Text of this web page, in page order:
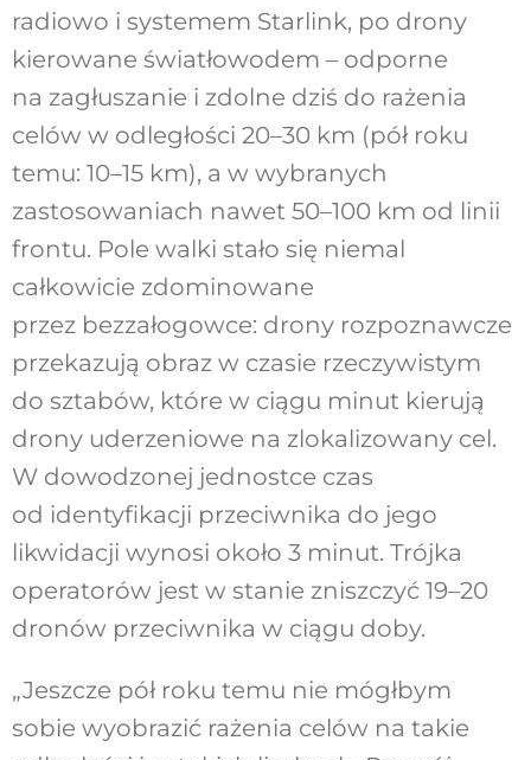
radiowo i systemem Starlink, po drony
kierowane światłowodem – odporne
na zagłuszanie i zdolne dziś do rażenia
celów w odległości 20–30 km (pół roku
temu: 10–15 km), a w wybranych
zastosowaniach nawet 50–100 km od linii
frontu. Pole walki stało się niemal
całkowicie zdominowane
przez bezzałogowce: drony rozpoznawcze
przekazują obraz w czasie rzeczywistym
do sztabów, które w ciągu minut kierują
drony uderzeniowe na zlokalizowany cel.
W dowodzonej jednostce czas
od identyfikacji przeciwnika do jego
likwidacji wynosi około 3 minut. Trójka
operatorów jest w stanie zniszczyć 19–20
dronów przeciwnika w ciągu doby.
„Jeszcze pół roku temu nie mógłbym
sobie wyobrazić rażenia celów na takie